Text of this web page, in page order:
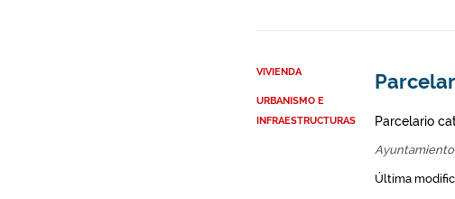
VIVIENDA
URBANISMO E
INFRAESTRUCTURAS
Parcelario
Última